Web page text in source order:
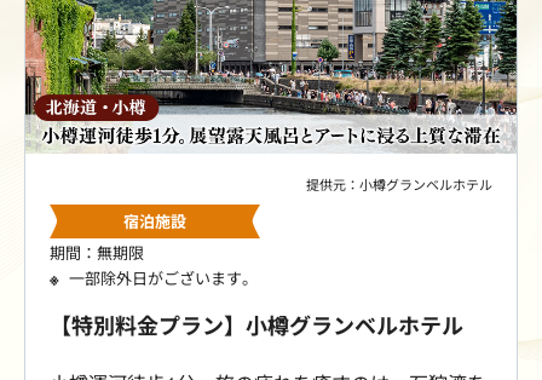
提供元：小樽グランベルホテル
宿泊施設
期間：無期限
一部除外日がございます。
【特別料金プラン】小樽グランベルホテル